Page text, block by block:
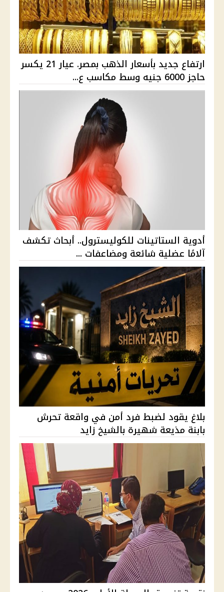
ارتفاع جديد بأسعار الذهب بمصر. عيار 21 يكسر
حاجز 6000 جنيه وسط مكاسب ع...
أدوية الستاتينات للكوليسترول.. أبحاث تكشف
آلامًا عضلية شائعة ومضاعفات ...
بلاغ يقود لضبط فرد أمن في واقعة تحرش
بابنة مذيعة شهيرة بالشيخ زايد